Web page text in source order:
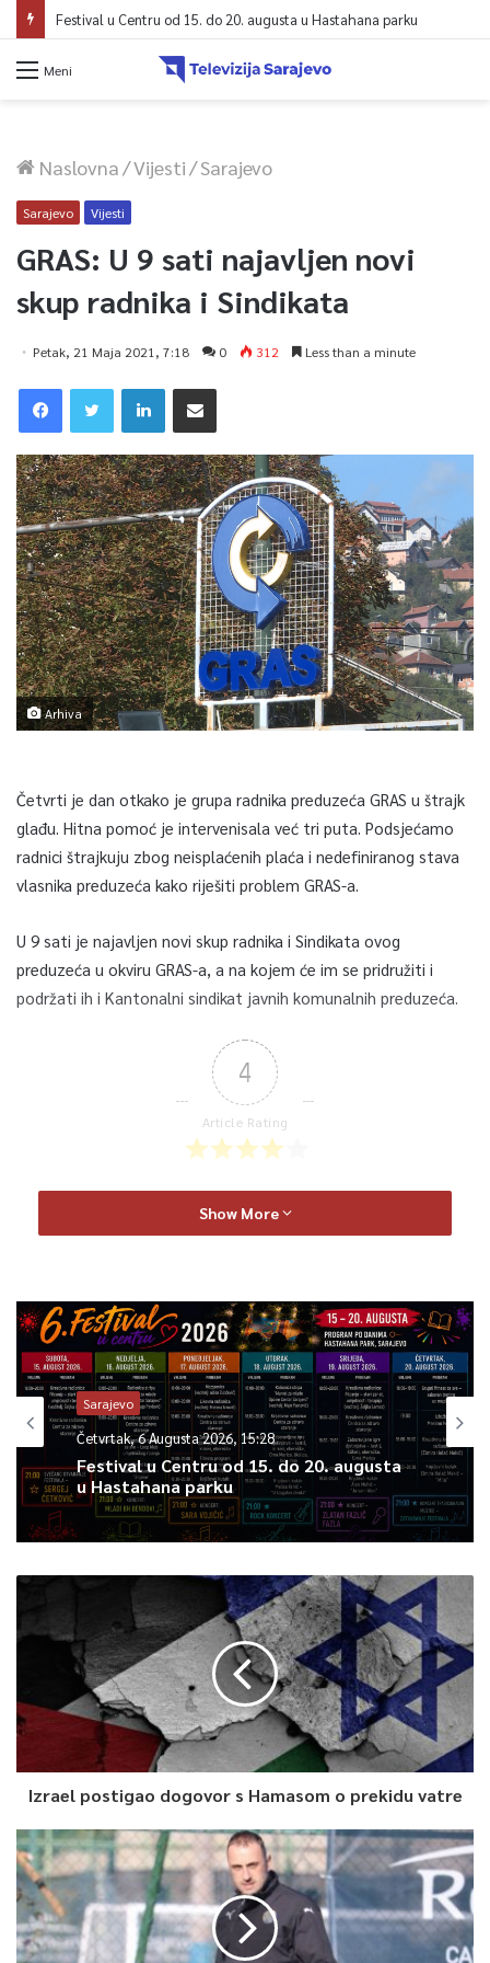
Festival u Centru od 15. do 20. augusta u Hastahana parku
Meni
Naslovna/Vijesti/Sarajevo
Sarajevo Vijesti
GRAS: U 9 sati najavljen novi
skup radnika i Sindikata
Petak, 21 Maja 2021, 7:18 0 312 Less than a minute
Arhiva
Četvrti je dan otkako je grupa radnika preduzeća GRAS u štrajk
glađu. Hitna pomoć je intervenisala već tri puta. Podsjećamo
radnici štrajkuju zbog neisplaćenih plaća i nedefiniranog stava
vlasnika preduzeća kako riješiti problem GRAS-a.
U 9 sati je najavljen novi skup radnika i Sindikata ovog
preduzeća u okviru GRAS-a, a na kojem će im se pridružiti i
podržati ih i Kantonalni sindikat javnih komunalnih preduzeća.
4
Article Rating
Show More
Sarajevo
Četvrtak, 6 Augusta 2026, 15:28
Festival u Centru od 15. do 20. augusta
u Hastahana parku
Izrael postigao dogovor s Hamasom o prekidu vatre